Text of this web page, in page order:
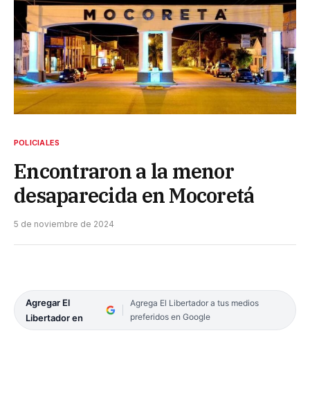
POLICIALES
Encontraron a la menor
desaparecida en Mocoretá
5 de noviembre de 2024
Agregar El
Libertador en
Agrega El Libertador a tus medios
preferidos en Google